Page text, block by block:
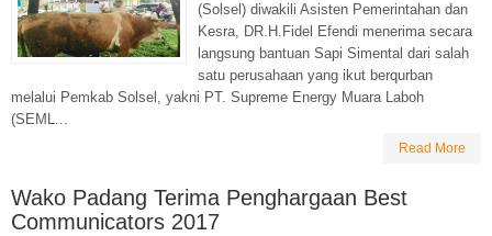
(Solsel) diwakili Asisten Pemerintahan dan
Kesra, DR.H.Fidel Efendi menerima secara
langsung bantuan Sapi Simental dari salah
satu perusahaan yang ikut berqurban
melalui Pemkab Solsel, yakni PT. Supreme Energy Muara Laboh
(SEML...
Read More
Wako Padang Terima Penghargaan Best
Communicators 2017